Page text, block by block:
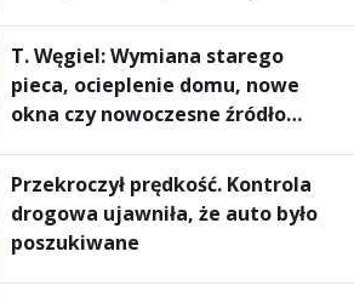
T. Węgiel: Wymiana starego
pieca, ocieplenie domu, nowe
okna czy nowoczesne źródło
rachunki za energię, lepszy
komfort życia i... czystsze
powietrze
Przekroczył prędkość. Kontrola
drogowa ujawniła, że auto było
poszukiwane